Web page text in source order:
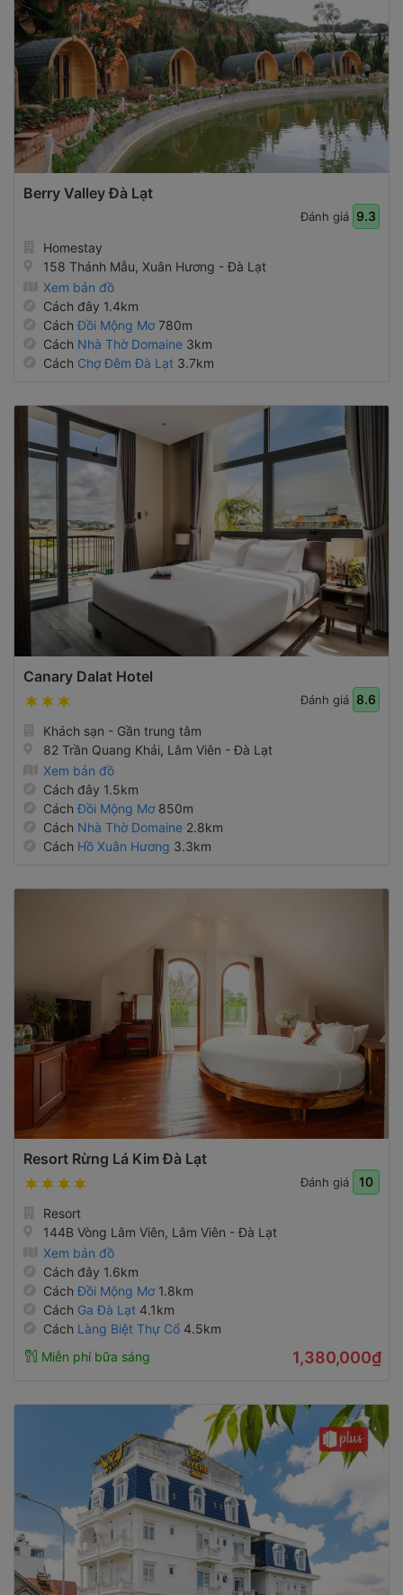
Berry Valley Đà Lạt
Đánh giá 9.3
Homestay
158 Thánh Mẫu, Xuân Hương - Đà Lạt
Xem bản đồ
Cách đây 1.4km
CáchĐồi Mộng Mơ780m
Cách Nhà Thờ Domaine 3km
Cách Chợ Đêm Đà Lạt 3.7km
Canary Dalat Hotel
Đánh giá 8.6
Khách sạn - Gần trung tâm
82 Trần Quang Khải, Lâm Viên - Đà Lạt
Xem bản đồ
Cách đây 1.5km
CáchĐồi Mộng Mơ850m
Cách Nhà Thờ Domaine 2.8km
Cách Hồ Xuân Hương 3.3km
Resort Rừng Lá Kim Đà Lạt
Đánh giá 10
Resort
144B Vòng Lâm Viên, Lâm Viên - Đà Lạt
Xem bản đồ
Cách đây 1.6km
CáchĐồi Mộng Mơ1.8km
Cách Ga Đà Lạt 4.1km
Cách Làng Biệt Thự Cổ 4.5km
Miễn phí bữa sáng
1,380,000₫